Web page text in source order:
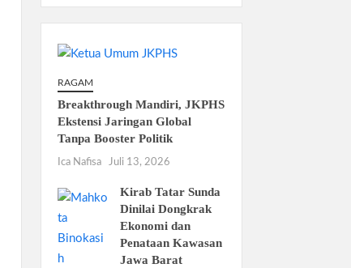
RAGAM
Breakthrough Mandiri, JKPHS
Ekstensi Jaringan Global
Tanpa Booster Politik
Ica Nafisa Juli 13, 2026
Kirab Tatar Sunda
Dinilai Dongkrak
Ekonomi dan
Penataan Kawasan
Jawa Barat